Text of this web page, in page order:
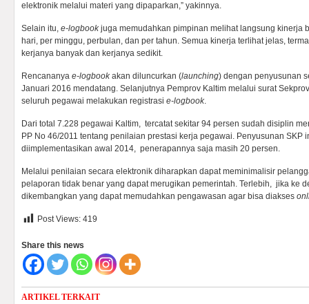
elektronik melalui materi yang dipaparkan,” yakinnya.
Selain itu, e-logbookjuga memudahkan pimpinan melihat langsung kinerja
hari, per minggu, perbulan, dan per tahun. Semua kinerja terlihat jelas,
kerjanya banyak dan kerjanya sedikit.
Rencananya e-logbookakan diluncurkan (launching) dengan penyusunan
Januari 2016 mendatang. Selanjutnya Pemprov Kaltim melalui surat
seluruh pegawai melakukan registrasi e-logbook.
Dari total 7.228 pegawai Kaltim, tercatat sekitar 94 persen sudah disiplin
PP No 46/2011 tentang penilaian prestasi kerja pegawai. Penyusunan SKP
diimplementasikan awal 2014, penerapannya saja masih 20 persen.
Melalui penilaian secara elektronik diharapkan dapat meminimalisir
pelaporan tidak benar yang dapat merugikan pemerintah. Terlebih, jika ke
dikembangkan yang dapat memudahkan pengawasan agar bisa diakses
Post Views: 419
Share this news
ARTIKEL TERKAIT